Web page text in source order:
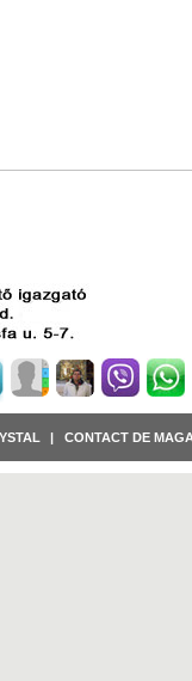
CONTACT DE